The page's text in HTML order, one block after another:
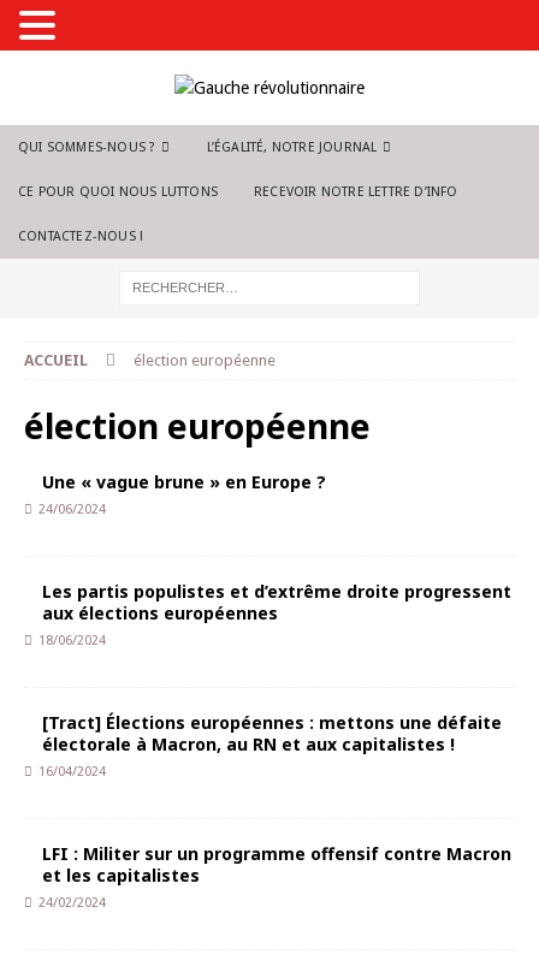
QUI SOMMES-NOUS ? L’ÉGALITÉ, NOTRE JOURNAL
CE POUR QUOI NOUS LUTTONS RECEVOIR NOTRE LETTRE D’INFO
CONTACTEZ-NOUS !
ACCUEIL élection européenne
élection européenne
Une « vague brune » en Europe ?
24/06/2024
Les partis populistes et d’extrême droite progressent
aux élections européennes
18/06/2024
[Tract] Élections européennes : mettons une défaite
électorale à Macron, au RN et aux capitalistes !
16/04/2024
LFI : Militer sur un programme offensif contre Macron
et les capitalistes
24/02/2024